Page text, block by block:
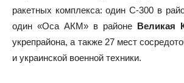
ракетных комплекса: один С-300 в
один «Оса АКМ» в районе Великая
укрепрайона, а также 27 мест
и украинской военной техники.